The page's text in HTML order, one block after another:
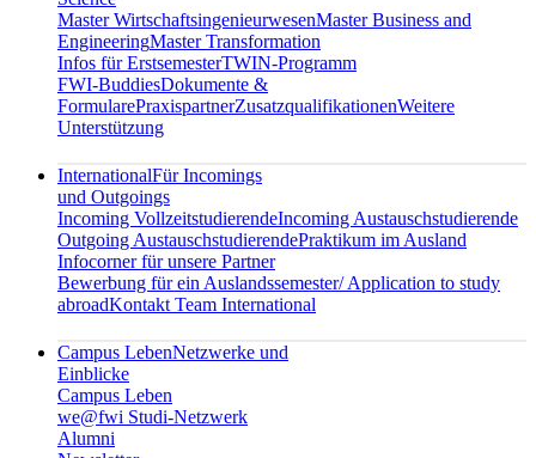
Master WirtschaftsingenieurwesenMaster Business and
EngineeringMaster Transformation
Infos für ErstsemesterTWIN-Programm
FWI-BuddiesDokumente &
FormularePraxispartnerZusatzqualifikationenWeitere
Unterstützung
InternationalFür Incomings
und Outgoings
Incoming VollzeitstudierendeIncoming Austauschstudierende
Outgoing AustauschstudierendePraktikum im Ausland
Infocorner für unsere Partner
Bewerbung für ein Auslandssemester/ Application to study
abroadKontakt Team International
Campus LebenNetzwerke und
Einblicke
Campus Leben
we@fwi Studi-Netzwerk
Alumni